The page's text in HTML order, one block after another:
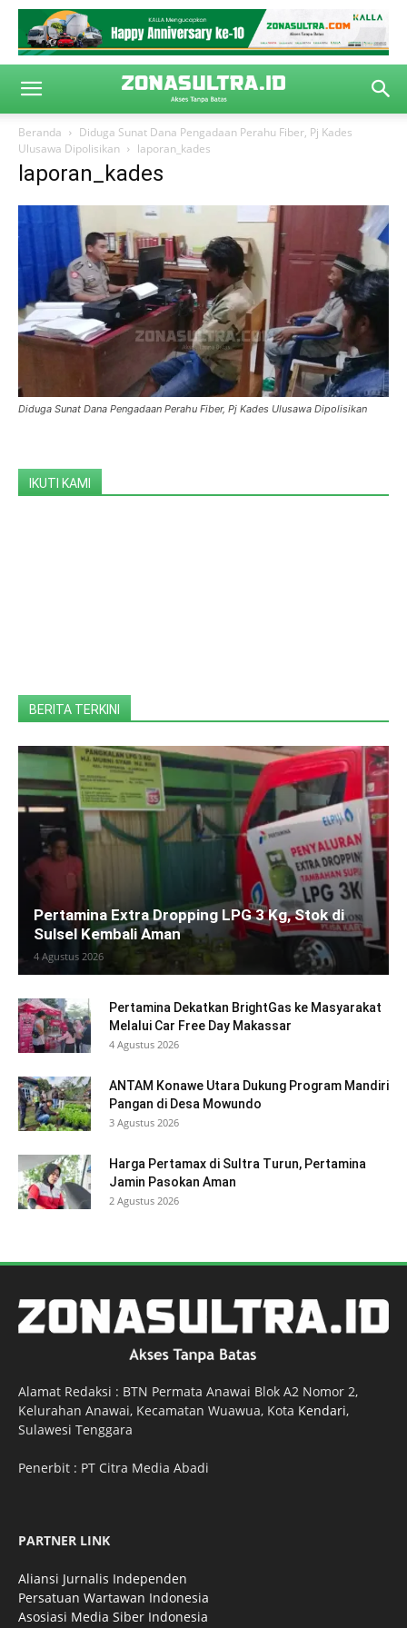
Beranda
Diduga Sunat Dana Pengadaan Perahu Fiber, Pj Kades
Ulusawa Dipolisikan
laporan_kades
laporan_kades
Diduga Sunat Dana Pengadaan Perahu Fiber, Pj Kades Ulusawa Dipolisikan
IKUTI KAMI
BERITA TERKINI
Pertamina Extra Dropping LPG 3 Kg, Stok di
Sulsel Kembali Aman
4 Agustus 2026
Pertamina Dekatkan BrightGas ke Masyarakat
Melalui Car Free Day Makassar
4 Agustus 2026
ANTAM Konawe Utara Dukung Program Mandiri
Pangan di Desa Mowundo
3 Agustus 2026
Harga Pertamax di Sultra Turun, Pertamina
Jamin Pasokan Aman
2 Agustus 2026
Alamat Redaksi : BTN Permata Anawai Blok A2 Nomor 2,
Kelurahan Anawai, Kecamatan Wuawua, Kota Kendari,
Sulawesi Tenggara
Penerbit : PT Citra Media Abadi
PARTNER LINK
Aliansi Jurnalis Independen
Persatuan Wartawan Indonesia
Asosiasi Media Siber Indonesia